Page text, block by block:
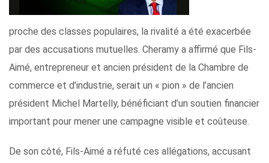
proche des classes populaires, la rivalité a été exacerbée
par des accusations mutuelles. Cheramy a affirmé que Fils-
Aimé, entrepreneur et ancien président de la Chambre de
commerce et d’industrie, serait un « pion » de l’ancien
président Michel Martelly, bénéficiant d’un soutien financier
important pour mener une campagne visible et coûteuse.
De son côté, Fils-Aimé a réfuté ces allégations, accusant